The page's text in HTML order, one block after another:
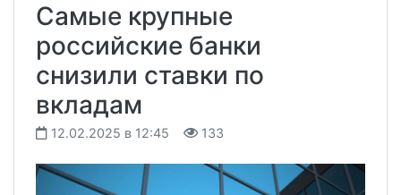
Самые крупные
российские банки
снизили ставки по
вкладам
12.02.2025 в 12:45 133